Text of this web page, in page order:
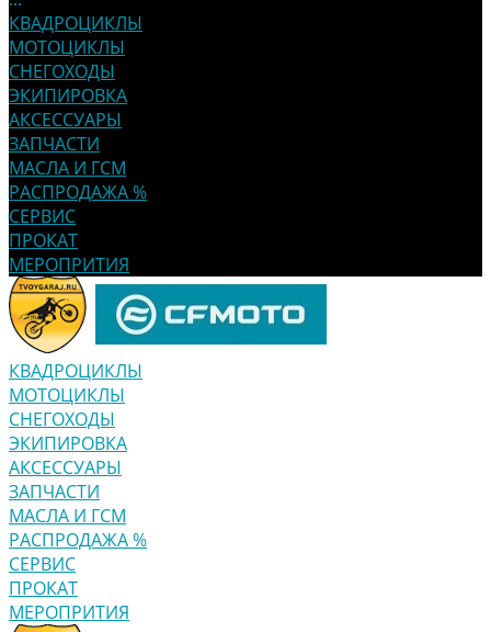
КВАДРОЦИКЛЫ
МОТОЦИКЛЫ
СНЕГОХОДЫ
ЭКИПИРОВКА
АКСЕССУАРЫ
ЗАПЧАСТИ
МАСЛА И ГСМ
РАСПРОДАЖА %
СЕРВИС
ПРОКАТ
МЕРОПРИТИЯ
КВАДРОЦИКЛЫ
МОТОЦИКЛЫ
СНЕГОХОДЫ
ЭКИПИРОВКА
АКСЕССУАРЫ
ЗАПЧАСТИ
МАСЛА И ГСМ
РАСПРОДАЖА %
СЕРВИС
ПРОКАТ
МЕРОПРИТИЯ